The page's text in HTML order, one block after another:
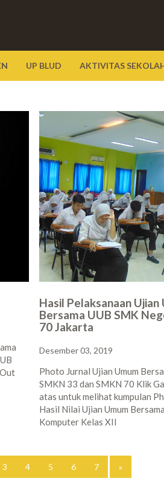
UP BLUD AKTIVITAS
Hasil Pelaksanaan Ujian
Bersama UUB SMK
70 Jakarta
Desember 03, 2019
Photo Jurnal Ujian Umum
SMKN 33 dan SMKN 70 Klik
atas untuk melihat kumpulan
Hasil Nilai Ujian Umum
Komputer Kelas XII
3 4 5 6 7 »